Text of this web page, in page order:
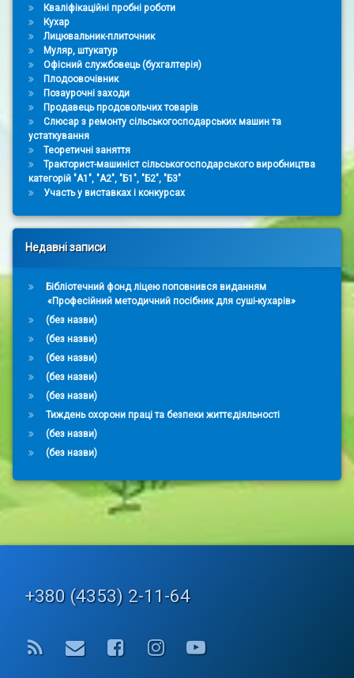
Кваліфікаційні пробні роботи
Кухар
Лицювальник-плиточник
Муляр, штукатур
Офісний службовець (бухгалтерія)
Плодоовочівник
Позаурочні заходи
Продавець продовольчих товарів
Слюсар з ремонту сільськогосподарських машин та
устаткування
Теоретичні заняття
Тракторист-машиніст сільськогосподарського виробництва
категорій "А1", "А2", "Б1", "Б2", "Б3"
Участь у виставках і конкурсах
Недавні записи
Бібліотечний фонд ліцею поповнився виданням
«Професійний методичний посібник для суші-кухарів»
(без назви)
(без назви)
(без назви)
(без назви)
(без назви)
Тиждень охорони праці та безпеки життєдіяльності
(без назви)
(без назви)
Tel:
+380 (4353) 2-11-64
RSS E-mailFacebook
Instagram
YouTube